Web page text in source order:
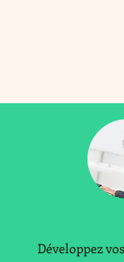
​Développez